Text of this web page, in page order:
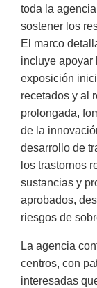
toda la
sostener los
El marco
incluye apoyar
exposición
recetados y al
prolongada,
de la
desarrollo de
los trastornos
sustancias y
aprobados,
riesgos de
La agencia
centros, con
interesadas